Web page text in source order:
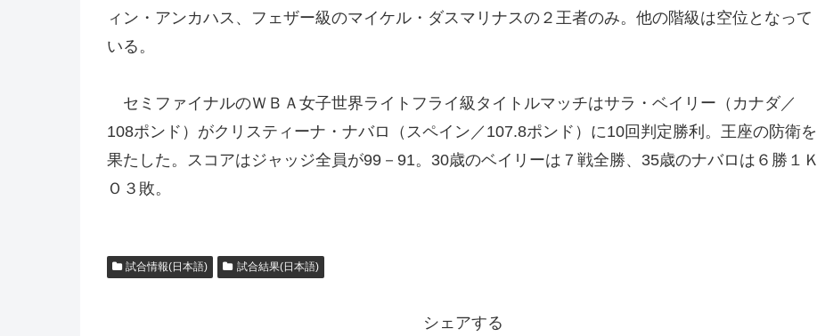
ィン・アンカハス、フェザー級のマイケル・ダスマリナスの２王者のみ。他の階級は空位となって
いる。
セミファイナルのＷＢＡ女子世界ライトフライ級タイトルマッチはサラ・ベイリー（カナダ／
108ポンド）がクリスティーナ・ナバロ（スペイン／107.8ポンド）に10回判定勝利。王座の防衛を
果たした。スコアはジャッジ全員が99－91。30歳のベイリーは７戦全勝、35歳のナバロは６勝１Ｋ
Ｏ３敗。
試合情報(日本語) 試合結果(日本語)
シェアする